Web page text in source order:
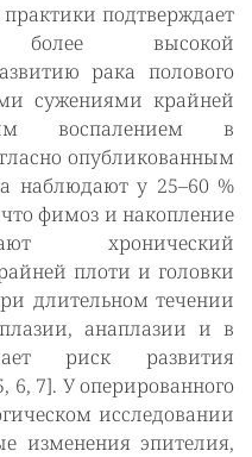
подтверждает
высокой
рака полового
сужениями крайней
воспалением в
опубликованным
наблюдают у 25–60 %
фимоз и накопление
хронический
плоти и головки
длительном течении
анаплазии и в
риск развития
6, 7]. У оперированного
исследовании
изменения эпителия,